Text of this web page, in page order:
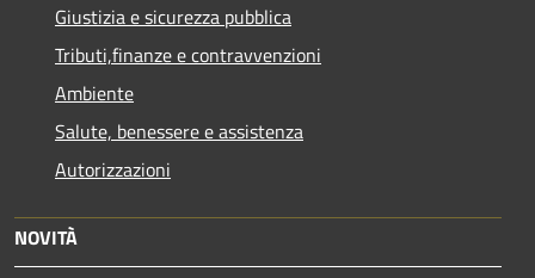
Giustizia e sicurezza pubblica
Tributi,finanze e contravvenzioni
Ambiente
Salute, benessere e assistenza
Autorizzazioni
NOVITÀ